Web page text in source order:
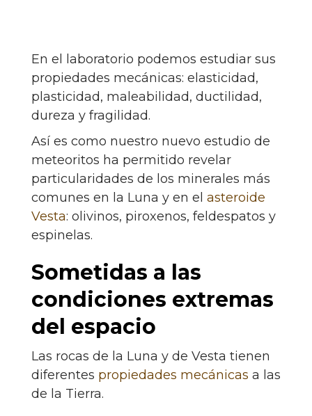
En el laboratorio podemos estudiar sus
propiedades mecánicas: elasticidad,
plasticidad, maleabilidad, ductilidad,
dureza y fragilidad.
Así es como nuestro nuevo estudio de
meteoritos ha permitido revelar
particularidades de los minerales más
comunes en la Luna y en el asteroide
Vesta: olivinos, piroxenos, feldespatos y
espinelas.
Sometidas a las
condiciones extremas
del espacio
Las rocas de la Luna y de Vesta tienen
diferentes propiedades mecánicas a las
de la Tierra.